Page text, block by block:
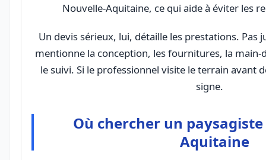
Nouvelle-Aquitaine, ce qui aide à éviter les
Un devis sérieux, lui, détaille les prestations. Pas
mentionne la conception, les fournitures, la main-
le suivi. Si le professionnel visite le terrain avant
signe.
Où chercher un
Aquitaine